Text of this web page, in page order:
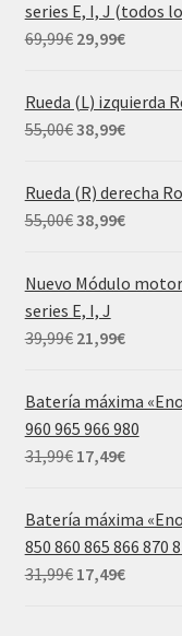
series E, I, J (todos
69,99€ El
original
era:
29,99€El
actual
es:
Rueda (L) izquierda
55,00€El
original
era:
38,99€El
actual
es:
Rueda (R) derecha
55,00€El
original
era:
55,00€.
38,99€El
actual
38,99€.
Nuevo Módulo
series E, I, J
39,99€ El
original
era:
39,99€.
21,99€El
actual
es:
21,99€.
Batería máxima
960 965 966 980
31,99€ El
original
era:
31,99€.
17,49€El
actual
es:
17,49€.
Batería máxima
850 860 865 866 870
31,99€ El
17,49€El